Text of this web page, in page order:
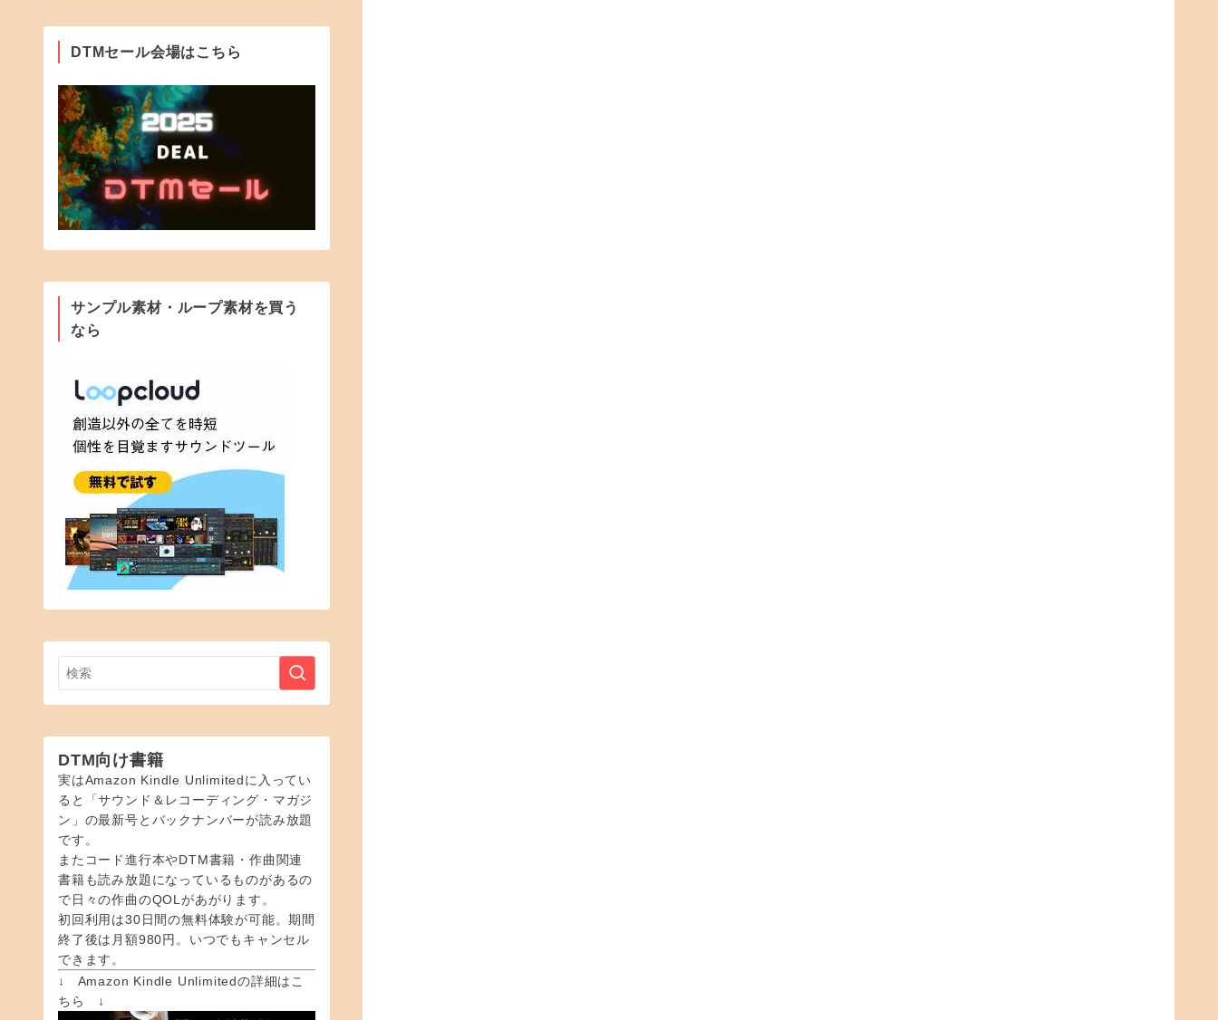
DTMセール会場はこちら
サンプル素材・ループ素材を買う
なら
DTM向け書籍
実はAmazon Kindle Unlimitedに入ってい
ると「サウンド＆レコーディング・マガジ
ン」の最新号とバックナンバーが読み放題
です。
またコード進行本やDTM書籍・作曲関連
書籍も読み放題になっているものがあるの
で日々の作曲のQOLがあがります。
初回利用は30日間の無料体験が可能。期間
終了後は月額980円。いつでもキャンセル
できます。
↓ Amazon Kindle Unlimitedの詳細はこ
ちら ↓